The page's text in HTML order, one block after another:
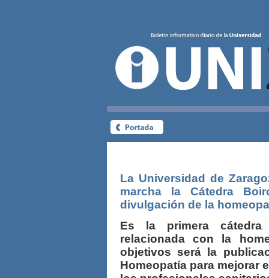
La Universidad de
marcha la Cátedra
divulgación de la
Es la primera cátedra
relacionada con la
objetivos será la
Homeopatía para mejorar